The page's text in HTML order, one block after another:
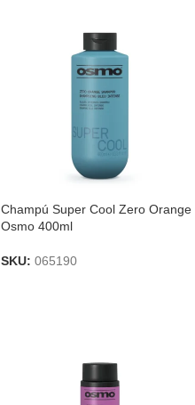
Champú Super Cool Zero Orange
Osmo 400ml
SKU: 065190